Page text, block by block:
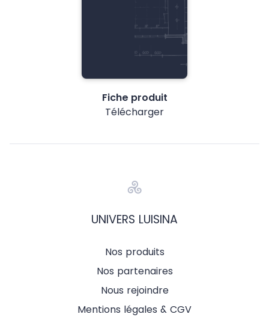
Fiche produit
Télécharger
UNIVERS LUISINA
Nos produits
Nos partenaires
Nous rejoindre
Mentions légales & CGV